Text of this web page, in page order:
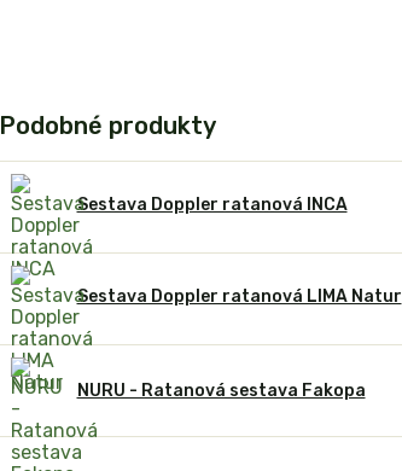
Podobné produkty
Sestava Doppler ratanová INCA
Sestava Doppler ratanová LIMA Natur
NURU - Ratanová sestava Fakopa